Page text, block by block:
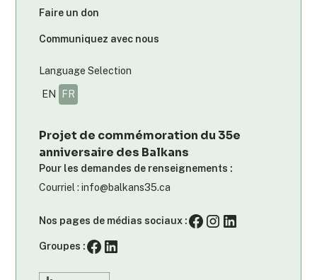
Projet de commémoration du 35e
anniversaire des Balkans
Pour les demandes de renseignements :
Courriel : info@balkans35.ca
Nos pages de médias sociaux :
Groupes :
Faire un don
Communiquez avec nous
Language Selection
EN FR